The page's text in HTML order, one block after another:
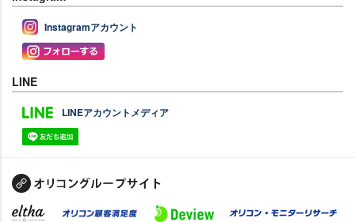
Instagramアカウント
LINE
LINEアカウントメディア